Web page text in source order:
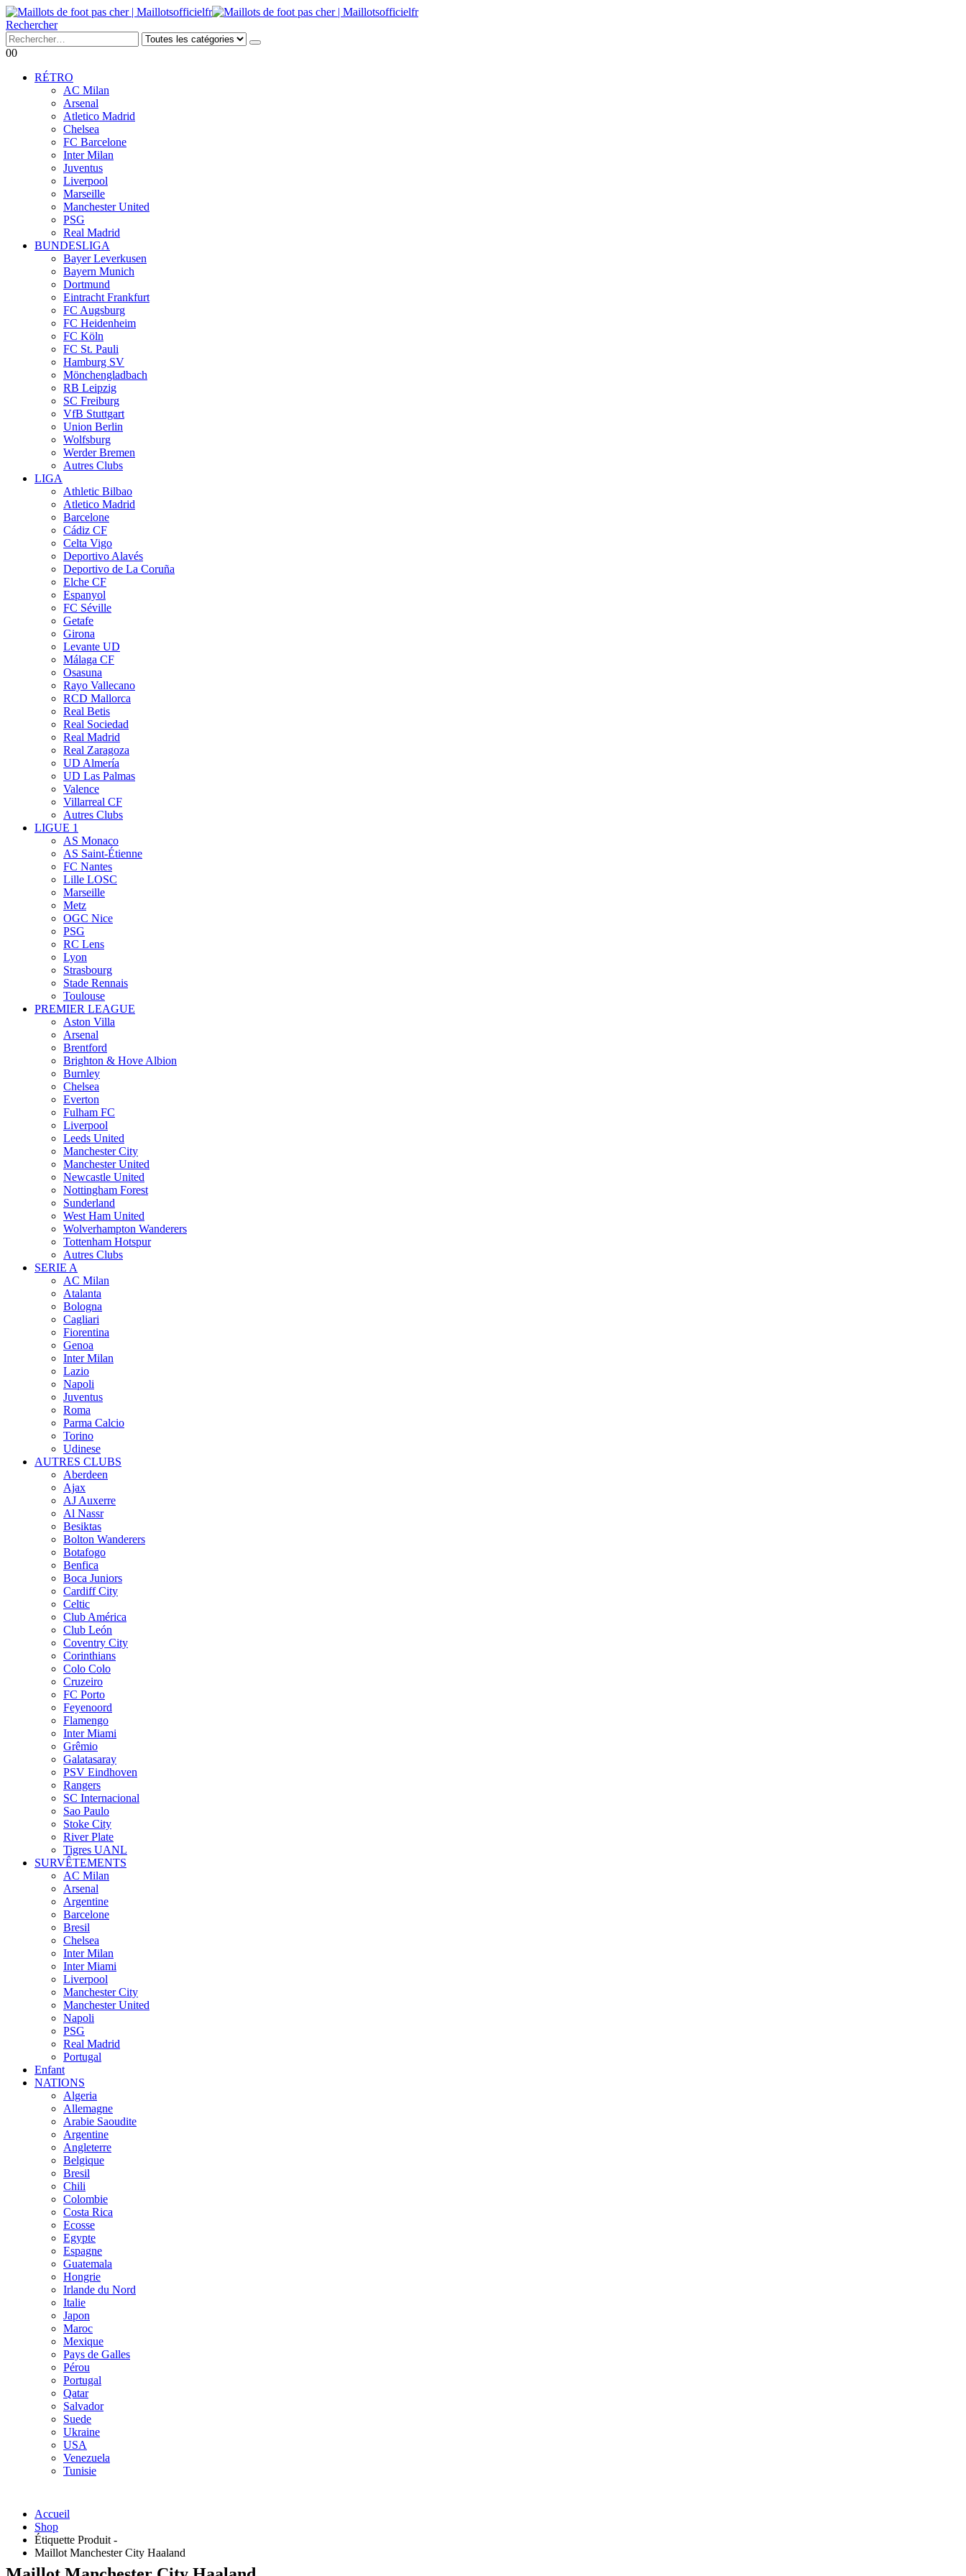
Rechercher
00
RÉTRO
AC Milan
Arsenal
Atletico Madrid
Chelsea
FC Barcelone
Inter Milan
Juventus
Liverpool
Marseille
Manchester United
PSG
Real Madrid
BUNDESLIGA
Bayer Leverkusen
Bayern Munich
Dortmund
Eintracht Frankfurt
FC Augsburg
FC Heidenheim
FC Köln
FC St. Pauli
Hamburg SV
Mönchengladbach
RB Leipzig
SC Freiburg
VfB Stuttgart
Union Berlin
Wolfsburg
Werder Bremen
Autres Clubs
LIGA
Athletic Bilbao
Atletico Madrid
Barcelone
Cádiz CF
Celta Vigo
Deportivo Alavés
Deportivo de La Coruña
Elche CF
Espanyol
FC Séville
Getafe
Girona
Levante UD
Málaga CF
Osasuna
Rayo Vallecano
RCD Mallorca
Real Betis
Real Sociedad
Real Madrid
Real Zaragoza
UD Almería
UD Las Palmas
Valence
Villarreal CF
Autres Clubs
LIGUE 1
AS Monaco
AS Saint-Étienne
FC Nantes
Lille LOSC
Marseille
Metz
OGC Nice
PSG
RC Lens
Lyon
Strasbourg
Stade Rennais
Toulouse
PREMIER LEAGUE
Aston Villa
Arsenal
Brentford
Brighton & Hove Albion
Burnley
Chelsea
Everton
Fulham FC
Liverpool
Leeds United
Manchester City
Manchester United
Newcastle United
Nottingham Forest
Sunderland
West Ham United
Wolverhampton Wanderers
Tottenham Hotspur
Autres Clubs
SERIE A
AC Milan
Atalanta
Bologna
Cagliari
Fiorentina
Genoa
Inter Milan
Lazio
Napoli
Juventus
Roma
Parma Calcio
Torino
Udinese
AUTRES CLUBS
Aberdeen
Ajax
AJ Auxerre
Al Nassr
Besiktas
Bolton Wanderers
Botafogo
Benfica
Boca Juniors
Cardiff City
Celtic
Club América
Club León
Coventry City
Corinthians
Colo Colo
Cruzeiro
FC Porto
Feyenoord
Flamengo
Inter Miami
Grêmio
Galatasaray
PSV Eindhoven
Rangers
SC Internacional
Sao Paulo
Stoke City
River Plate
Tigres UANL
SURVÊTEMENTS
AC Milan
Arsenal
Argentine
Barcelone
Bresil
Chelsea
Inter Milan
Inter Miami
Liverpool
Manchester City
Manchester United
Napoli
PSG
Real Madrid
Portugal
Enfant
NATIONS
Algeria
Allemagne
Arabie Saoudite
Argentine
Angleterre
Belgique
Bresil
Chili
Colombie
Costa Rica
Ecosse
Egypte
Espagne
Guatemala
Hongrie
Irlande du Nord
Italie
Japon
Maroc
Mexique
Pays de Galles
Pérou
Portugal
Qatar
Salvador
Suede
Ukraine
USA
Venezuela
Tunisie
Accueil
Shop
Étiquette Produit -
Maillot Manchester City Haaland